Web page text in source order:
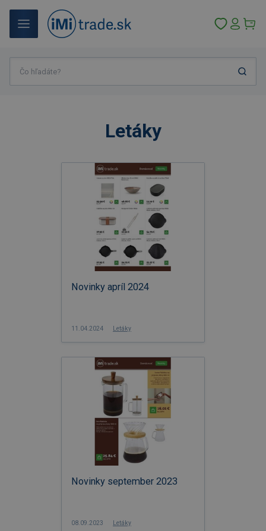
Letáky
Novinky apríl 2024
11.04.2024 Letáky
Novinky september 2023
08.09.2023 Letáky